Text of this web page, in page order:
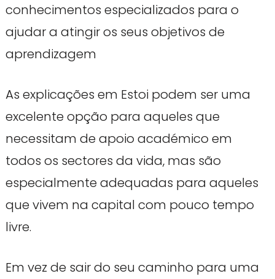
conhecimentos especializados para o
ajudar a atingir os seus objetivos de
aprendizagem
As explicações em Estoi podem ser uma
excelente opção para aqueles que
necessitam de apoio académico em
todos os sectores da vida, mas são
especialmente adequadas para aqueles
que vivem na capital com pouco tempo
livre.
Em vez de sair do seu caminho para uma